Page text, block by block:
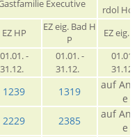
Executive
rdol
EZ HP
EZ eig. Bad H
P
EZ eig.
01.01. -
31.12.
01.01. -
31.12.
01.01.
1239 1319
auf
e
2229 2385
auf
e